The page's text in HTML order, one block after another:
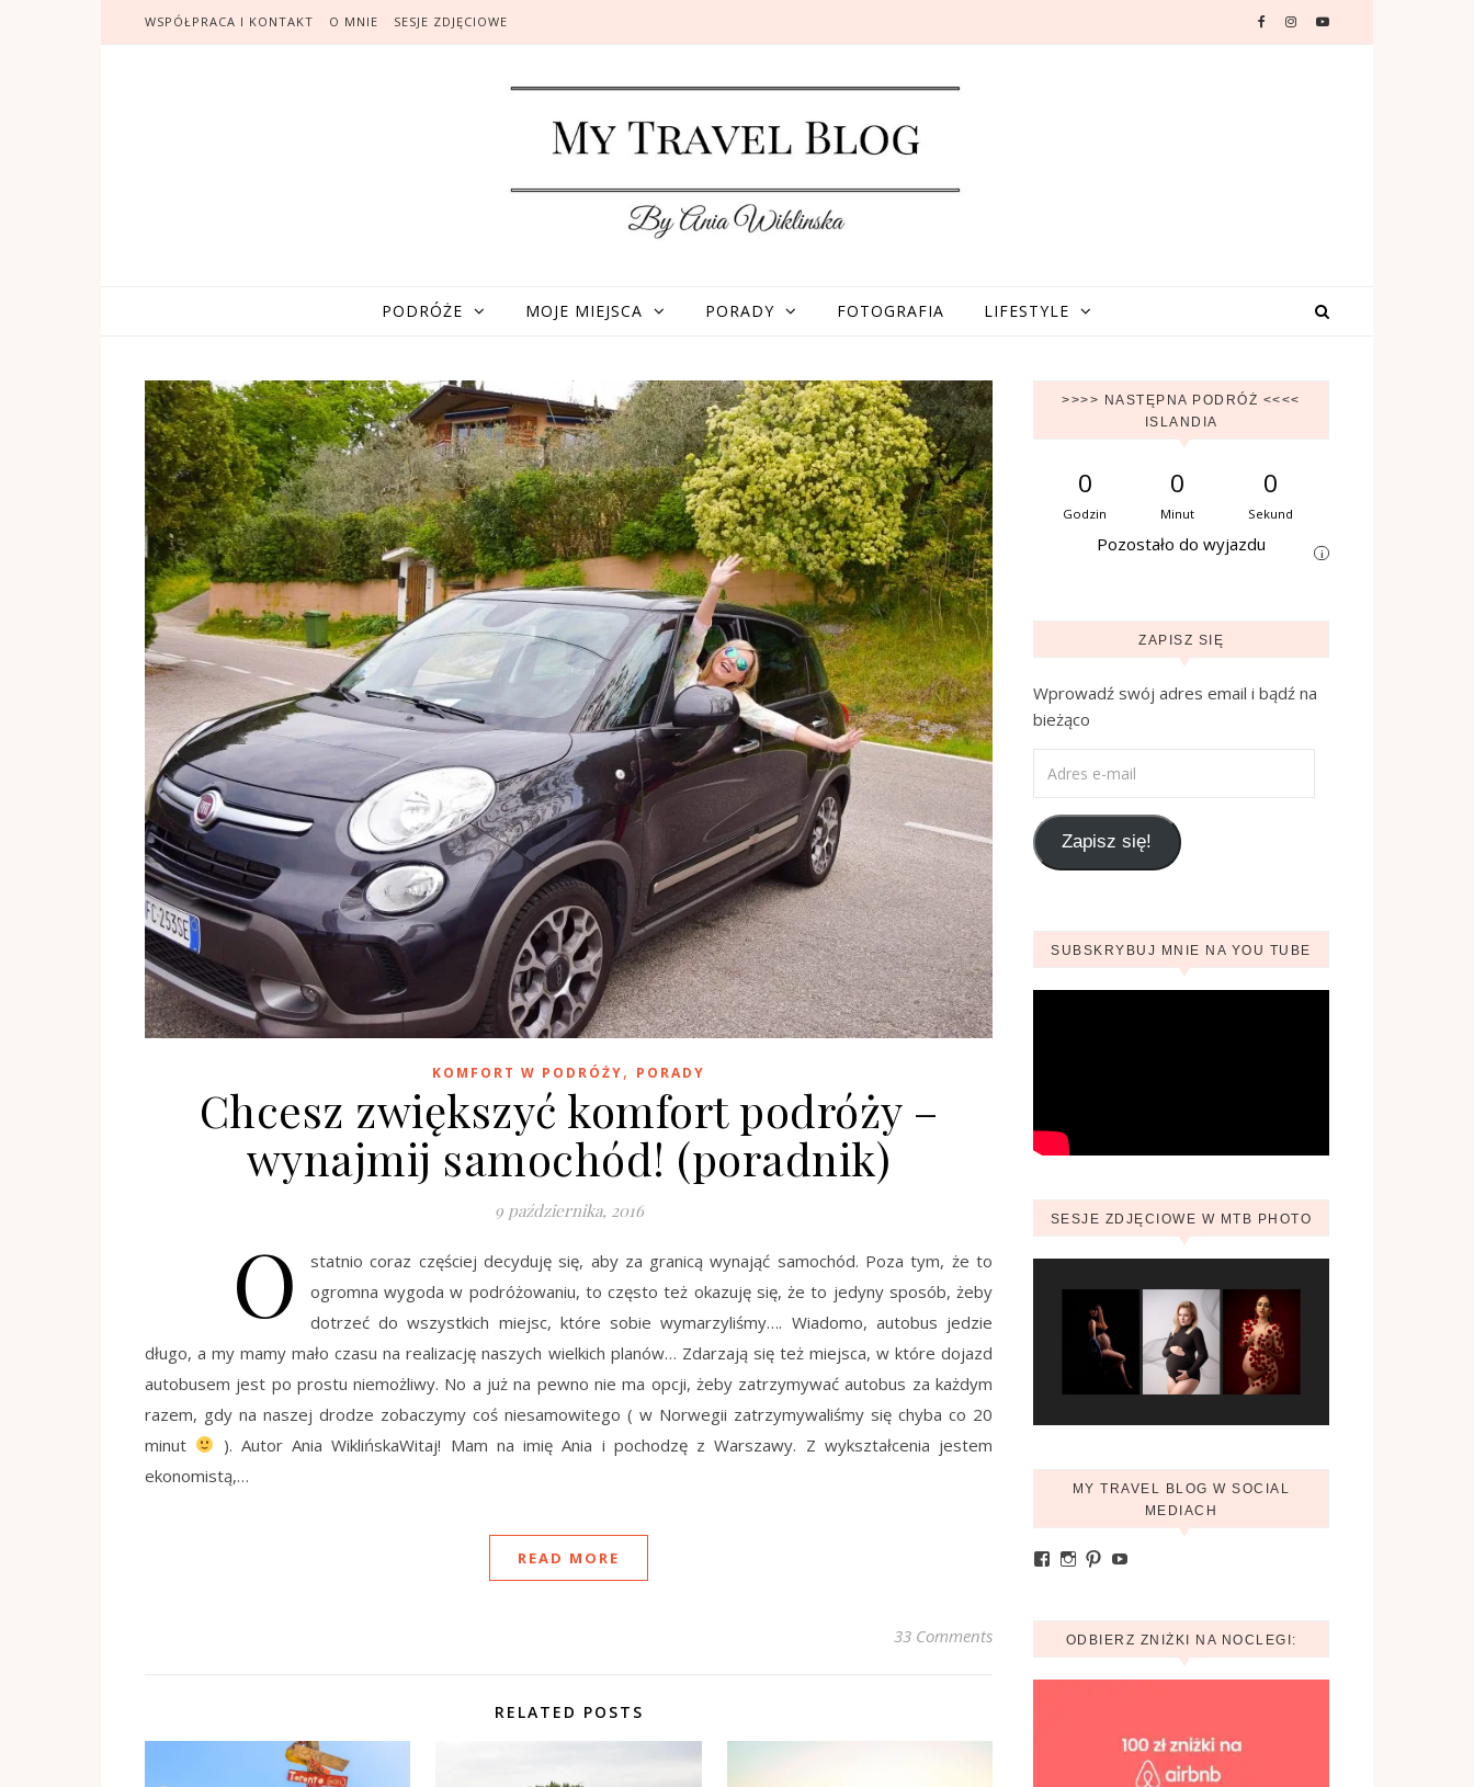
WSPÓŁPRACA I KONTAKT O MNIE SESJE ZDJĘCIOWE
PODRÓŻE MOJE MIEJSCA PORADY FOTOGRAFIA LIFESTYLE
KOMFORT W PODRÓŻY, PORADY
Chcesz zwiększyć komfort podróży –
wynajmij samochód! (poradnik)
9 października, 2016
O
statnio coraz częściej decyduję się, aby za granicą wynająć samochód. Poza tym, że to
ogromna wygoda w podróżowaniu, to często też okazuję się, że to jedyny sposób, żeby
dotrzeć do wszystkich miejsc, które sobie wymarzyliśmy…. Wiadomo, autobus jedzie
długo, a my mamy mało czasu na realizację naszych wielkich planów… Zdarzają się też miejsca, w które dojazd
autobusem jest po prostu niemożliwy. No a już na pewno nie ma opcji, żeby zatrzymywać autobus za każdym
razem, gdy na naszej drodze zobaczymy coś niesamowitego ( w Norwegii zatrzymywaliśmy się chyba co 20
minut
). Autor Ania WiklińskaWitaj! Mam na imię Ania i pochodzę z Warszawy. Z wykształcenia jestem
ekonomistą,…
READ MORE
33 Comments
RELATED POSTS
>>>> NASTĘPNA PODRÓŻ <<<<
ISLANDIA
0
Godzin
0
Minut
0
Sekund
Pozostało do wyjazdu i
ZAPISZ SIĘ
Wprowadź swój adres email i bądź na
bieżąco
Zapisz się!
SUBSKRYBUJ MNIE NA YOU TUBE
SESJE ZDJĘCIOWE W MTB PHOTO
MY TRAVEL BLOG W SOCIAL
MEDIACH
Zobacz profil Ania.mytravelblog na Facebook
Zobacz profil mytravelblog.com.pl na Instagram
Pinterest
YouTube
ODBIERZ ZNIŻKI NA NOCLEGI: